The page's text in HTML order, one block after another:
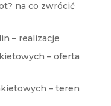
na co zwrócić
– realizacje
– oferta
– teren